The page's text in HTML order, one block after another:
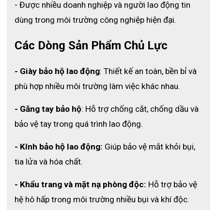
quần riêng biệt giúp người dùng dễ dàng mặc vào và
tháo ra nhanh chóng. Đồng thời, kiểu dáng này giúp hạn
chuyển bằng xe máy hoặc làm việc ngoài trời.
chuyển ban đêm
sau, giúp người mặc dễ dàng được nhận diện trong điều
kiện thiếu sáng hoặc trời mưa lớn. Đây là yếu tố quan
trọng giúp giảm nguy cơ tai nạn giao thông khi lưu
3.4 Chất liệu bền bỉ chống rách và sử dụng lâu
Vải Polyester có độ bền cao, chống mài mòn và hạn chế
rách khi va chạm hoặc sử dụng trong môi trường khắc
- Được nhiều doanh nghiệp và người lao động tin
dùng trong môi trường công nghiệp hiện đại.
Các Dòng Sản Phẩm Chủ Lực
- Giày bảo hộ lao động: Thiết kế an toàn, bền bỉ và
phù hợp nhiều môi trường làm việc khác nhau.
- Găng tay bảo hộ: Hỗ trợ chống cắt, chống dầu và
bảo vệ tay trong quá trình lao động.
- Kính bảo hộ lao động: Giúp bảo vệ mắt khỏi bụi,
tia lửa và hóa chất.
- Khẩu trang và mặt nạ phòng độc: Hỗ trợ bảo vệ
hệ hô hấp trong môi trường nhiều bụi và khí độc.